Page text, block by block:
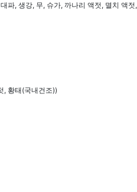
파, 생강, 무, 슈가, 까나리 액젓, 멸치 액젓,
, 황태(국내건조))